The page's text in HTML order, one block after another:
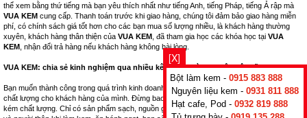
thể xem bằng thứ tiếng mà bạn yêu thích nhất như tiếng Anh, tiếng Pháp, tiếng Ả rập mà
VUA KEM cung cấp. Thanh toán trước khi giao hàng, chúng tôi đảm bảo giao hàng miễn
phí, có chính sách giá tốt hơn cho các bạn mua số lượng nhiều, là khách hàng thường
xuyên, khách hàng thân thiện của VUA KEM , đã tham gia học các khóa học tại VUA
KEM , nhận đổi trả hàng nếu khách hàng không hài lòng.
VUA KEM: chia sẻ kinh nghiệm qua nhiều kênh bán hàng thuộc hệ thống.
Bạn muốn thành công trong quá trình kinh doanh nhà hàng, hãy nghĩ tới những sản phẩm
chất lượng cho khách hàng của mình. Đừng bao giờ kinh doanh những mặt hàng nhái,
kém chất lượng. Chỉ có sản phẩm sạch, nguồn gốc xuất xứ rõ ràng, tốt cho sức khỏe bạn
[X]
Bột làm kem - 0915 883 888
Nguyên liệu kem - 0931 811 888
Hạt cafe, Pod - 0932 819 888